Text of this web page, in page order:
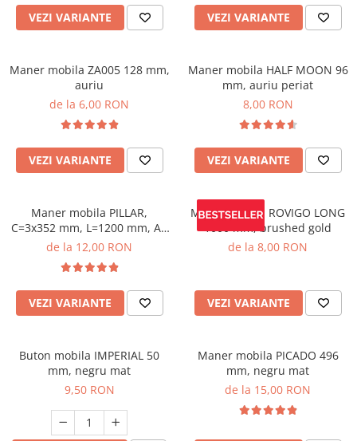
VEZI VARIANTE VEZI VARIANTE
Maner mobila ZA005 128 mm,
auriu
de la 6,00 RON
VEZI VARIANTE
Maner mobila HALF MOON 96
mm, auriu periat
8,00 RON
VEZI VARIANTE
Maner mobila PILLAR,
C=3x352 mm, L=1200 mm, Al,
negru mat
de la 12,00 RON
VEZI VARIANTE
Maner mobila ROVIGO LONG
1000 mm, brushed gold
de la 8,00 RON
VEZI VARIANTE
Buton mobila IMPERIAL 50
mm, negru mat
9,50 RON
Maner mobila PICADO 496
mm, negru mat
de la 15,00 RON